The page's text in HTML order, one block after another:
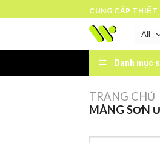
to
CUNG CẤP
Danh mục
TRANG CHỦ
MÀNG SƠN